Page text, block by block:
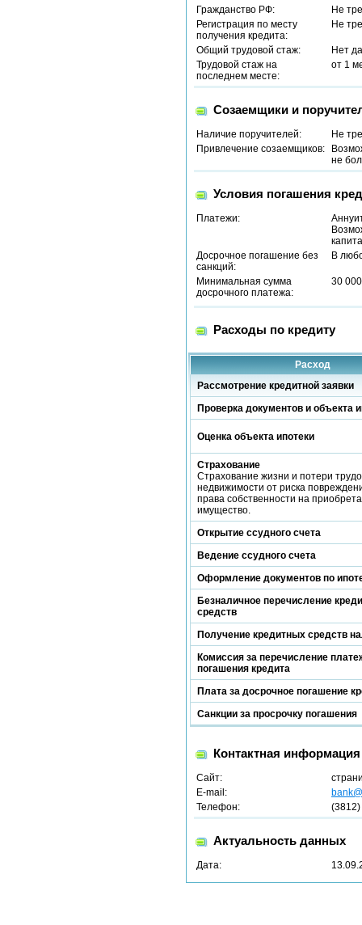
Гражданство РФ:
Не
Регистрация по месту
получения кредита:
Не
Общий трудовой стаж:
Нет
Трудовой стаж на
последнем месте:
от 1
Созаемщики и
Наличие поручителей:
Не
Привлечение созаемщиков:
не
Условия погашения
Платежи:
Досрочное погашение без
санкций:
В
Минимальная сумма
досрочного платежа:
30
Расходы по кредиту
Расход
Рассмотрение кредитной заявки
Проверка документов и объекта
Оценка объекта ипотеки
Страхование
Страхование жизни и потери
недвижимости от риска
права собственности на
имущество.
Открытие ссудного счета
Ведение ссудного счета
Оформление документов по
Безналичное перечисление
средств
Получение кредитных средств
Комиссия за перечисление
погашения кредита
Плата за досрочное погашение
Санкции за просрочку погашения
Контактная информация
Сайт:
E-mail:
Телефон:
Актуальность данных
Дата: